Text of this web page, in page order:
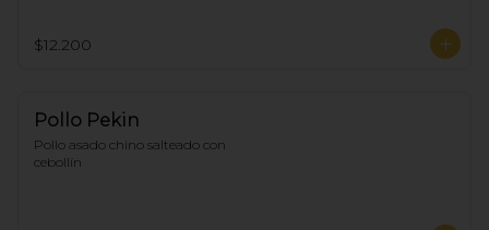
$12.200
Pollo Pekin
Pollo asado chino salteado con
cebollín